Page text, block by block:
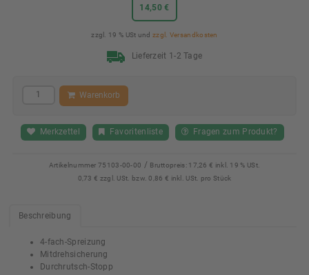
14,50 €
zzgl. 19 % USt und zzgl. Versandkosten
Lieferzeit 1-2 Tage
Warenkorb
Merkzettel Favoritenliste Fragen zum Produkt?
Artikelnummer75103-00-00 / Bruttopreis: 17,26 € inkl. 19 % USt.
0,73 € zzgl. USt. bzw. 0,86 € inkl. USt. pro Stück
Beschreibung
4-fach-Spreizung
Mitdrehsicherung
Durchrutsch-Stopp